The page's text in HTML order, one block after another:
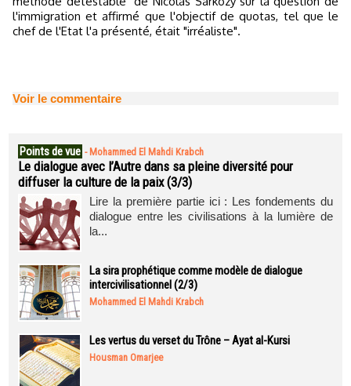
l'immigration et affirmé que l'objectif de quotas, tel que le
chef de l'Etat l'a présenté, était "irréaliste".
Voir le commentaire
Points de vue - Mohammed El Mahdi Krabch
Le dialogue avec l’Autre dans sa pleine diversité pour
diffuser la culture de la paix (3/3)
Lire la première partie ici : Les fondements du
dialogue entre les civilisations à la lumière de
la...
La sira prophétique comme modèle de dialogue
intercivilisationnel (2/3)
Mohammed El Mahdi Krabch
Les vertus du verset du Trône – Ayat al-Kursi
Housman Omarjee